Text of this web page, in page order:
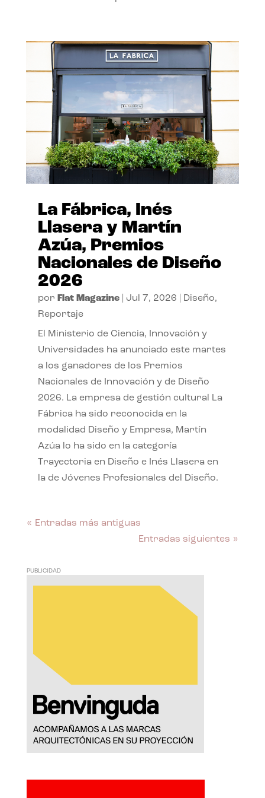
La Fábrica, Inés
Llasera y Martín
Azúa, Premios
Nacionales de Diseño
2026
por Flat Magazine| Jul 7, 2026 Diseño,
Reportaje
El Ministerio de Ciencia, Innovación y
Universidades ha anunciado este martes
a los ganadores de los Premios
Nacionales de Innovación y de Diseño
2026. La empresa de gestión cultural La
Fábrica ha sido reconocida en la
modalidad Diseño y Empresa, Martín
Azúa lo ha sido en la categoría
Trayectoria en Diseño e Inés Llasera en
la de Jóvenes Profesionales del Diseño.
« Entradas más antiguas
Entradas siguientes »
PUBLICIDAD